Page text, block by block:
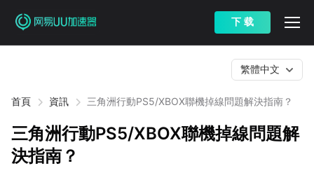
下 载
首頁 資訊 三角洲行動PS5/XBOX聯機掉線問題解決指南？
繁體中文
三角洲行動PS5/XBOX聯機掉線問題解
決指南？